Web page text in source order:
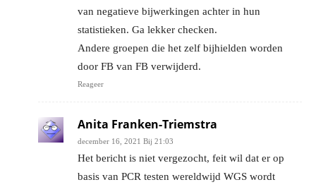
van negatieve bijwerkingen achter in hun
statistieken. Ga lekker checken.
Andere groepen die het zelf bijhielden worden
door FB van FB verwijderd.
Reageer
Anita Franken-Triemstra
december 16, 2021 Bij 21:03
Het bericht is niet vergezocht, feit wil dat er op
basis van PCR testen wereldwijd WGS wordt